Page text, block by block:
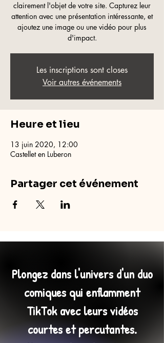
clairement l'objet de votre site. Capturez leur
attention avec une présentation intéressante, et
ajoutez une image ou une vidéo pour plus
d'impact.
Les inscriptions sont closes
Voir autres événements
Heure et lieu
13 juin 2020, 12:00
Castellet en Luberon
Partager cet événement
Plongez dans l'univers d'un duo
comiques qui enflamment
TikTok avec leurs vidéos
courtes et percutantes.